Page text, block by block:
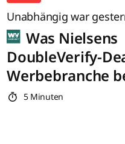
Unabhängig war
Was Nielsens
DoubleVerify-
Werbebranche
5 Minuten